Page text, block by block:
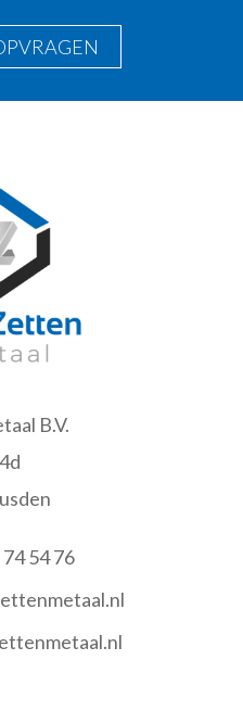
B.V.
54 76